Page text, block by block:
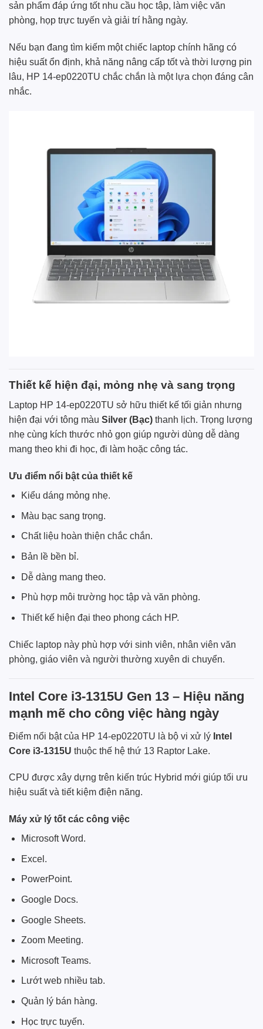
sản phẩm đáp ứng tốt nhu cầu học tập, làm việc văn
phòng, họp trực tuyến và giải trí hằng ngày.
Nếu bạn đang tìm kiếm một chiếc laptop chính hãng có
hiệu suất ổn định, khả năng nâng cấp tốt và thời lượng pin
lâu, HP 14-ep0220TU chắc chắn là một lựa chọn đáng cân
nhắc.
Thiết kế hiện đại, mỏng nhẹ và sang trọng
Laptop HP 14-ep0220TU sở hữu thiết kế tối giản nhưng
hiện đại với tông màu Silver (Bạc) thanh lịch. Trọng lượng
nhẹ cùng kích thước nhỏ gọn giúp người dùng dễ dàng
mang theo khi đi học, đi làm hoặc công tác.
Ưu điểm nổi bật của thiết kế
Kiểu dáng mỏng nhẹ.
Màu bạc sang trọng.
Chất liệu hoàn thiện chắc chắn.
Bản lề bền bỉ.
Dễ dàng mang theo.
Phù hợp môi trường học tập và văn phòng.
Thiết kế hiện đại theo phong cách HP.
Chiếc laptop này phù hợp với sinh viên, nhân viên văn
phòng, giáo viên và người thường xuyên di chuyển.
Intel Core i3-1315U Gen 13 – Hiệu năng
mạnh mẽ cho công việc hàng ngày
Điểm nổi bật của HP 14-ep0220TU là bộ vi xử lý Intel
Core i3-1315U thuộc thế hệ thứ 13 Raptor Lake.
CPU được xây dựng trên kiến trúc Hybrid mới giúp tối ưu
hiệu suất và tiết kiệm điện năng.
Máy xử lý tốt các công việc
Microsoft Word.
Excel.
PowerPoint.
Google Docs.
Google Sheets.
Zoom Meeting.
Microsoft Teams.
Lướt web nhiều tab.
Quản lý bán hàng.
Học trực tuyến.